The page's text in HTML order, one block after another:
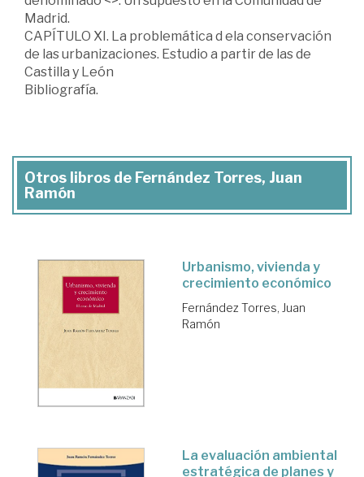
Madrid.
CAPÍTULO XI. La problemática d ela conservación
de las urbanizaciones. Estudio a partir de las de
Castilla y León
Bibliografía.
Otros libros de Fernández Torres, Juan
Ramón
Urbanismo, vivienda y
crecimiento económico
Fernández Torres, Juan
Ramón
La evaluación ambiental
estratégica de planes y